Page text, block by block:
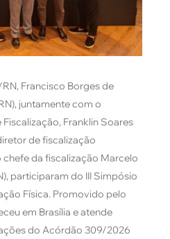
Francisco Borges de
juntamente com o
Franklin Soares
de fiscalização
chefe da fiscalização Marcelo
participaram do III Simpósio
Física. Promovido pelo
em Brasília e atende
do Acórdão 309/2026